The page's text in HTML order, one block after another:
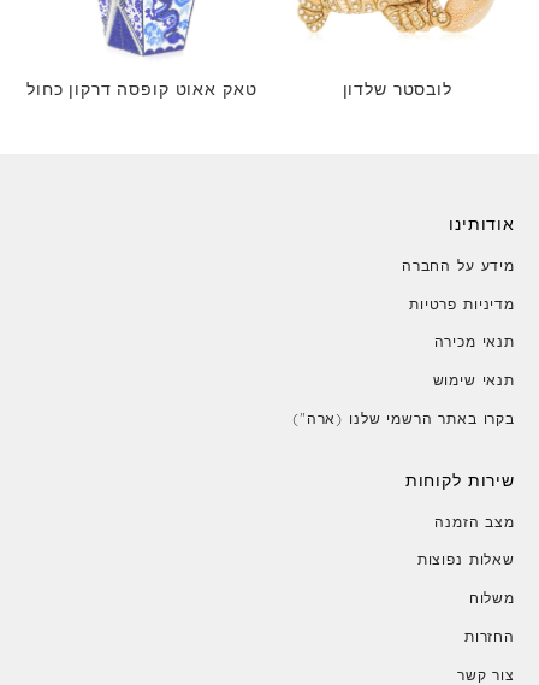
לובסטר שלדון טאק אאוט קופסה דרקון כחול
אודותינו
מידע על החברה
מדיניות פרטיות
תנאי מכירה
תנאי שימוש
בקרו באתר הרשמי שלנו (ארה")
שירות לקוחות
מצב הזמנה
שאלות נפוצות
משלוח
החזרות
צור קשר